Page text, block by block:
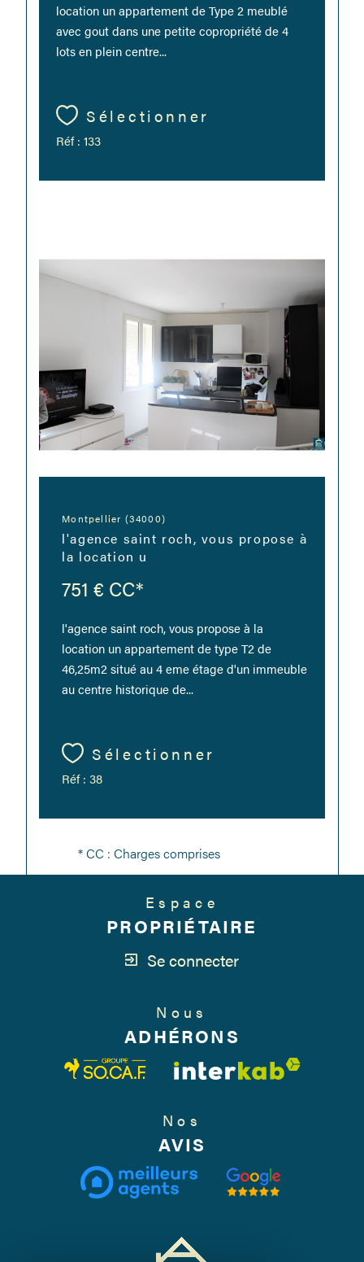
location un appartement de Type 2 meublé
avec gout dans une petite copropriété de 4
lots en plein centre...
Sélectionner
Réf : 133
Montpellier (34000)
l'agence saint roch, vous propose à
la location u
751 € CC*
l'agence saint roch, vous propose à la
location un appartement de type T2 de
46,25m2 situé au 4 eme étage d'un immeuble
au centre historique de...
Sélectionner
Réf : 38
* CC : Charges comprises
Espace
PROPRIÉTAIRE
Se connecter
Nous
ADHÉRONS
Nos
AVIS